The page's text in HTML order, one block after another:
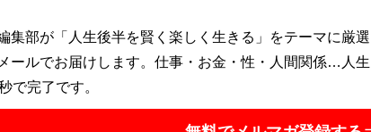
集部が「人生後半を賢く楽しく生きる」をテーマに厳
ールでお届けします。仕事・お金・性・人間関係…人
で完了です。